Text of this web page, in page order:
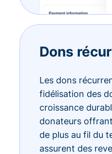
Dons
Les dons
fidélisation des
croissance
donateurs
de plus au fil du
assurent des